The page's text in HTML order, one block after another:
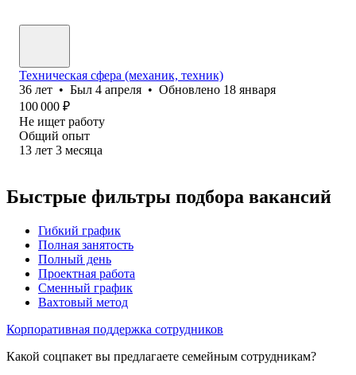
Техническая сфера (механик, техник)
36 лет • Был 4 апреля • Обновлено 18 января
100 000 ₽
Не ищет работу
Общий опыт
13 лет 3 месяца
Быстрые фильтры подбора вакансий
Гибкий график
Полная занятость
Полный день
Проектная работа
Сменный график
Вахтовый метод
Корпоративная поддержка сотрудников
Какой соцпакет вы предлагаете семейным сотрудникам?